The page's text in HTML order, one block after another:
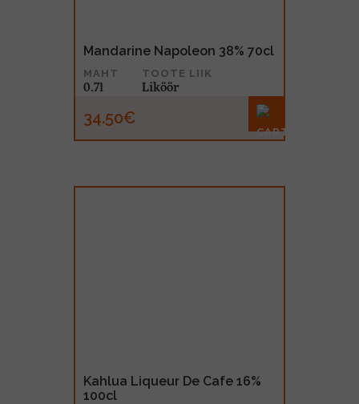
Mandarine Napoleon 38% 70cl
MAHT
0.7l
TOOTE LIIK
Liköör
34.50€
Kahlua Liqueur De Cafe 16%
100cl